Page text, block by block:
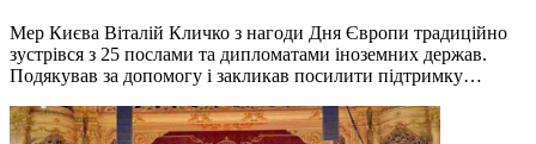
Мер Києва Віталій Кличко з нагоди Дня Європи традиційно
зустрівся з 25 послами та дипломатами іноземних держав.
Подякував за допомогу і закликав посилити підтримку…